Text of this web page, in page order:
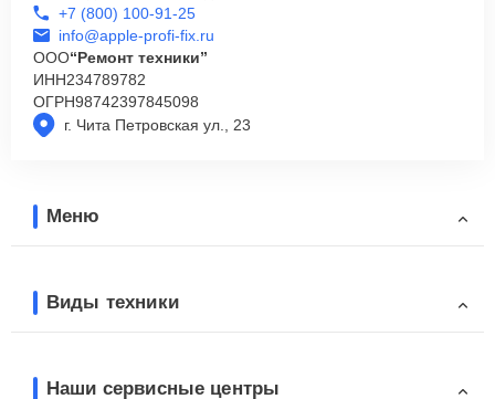
г. Чита Петровская ул., 23
+7 (800) 100-91-25
info@apple-profi-fix.ru
ООО“Ремонт техники”
ИНН234789782
ОГРН98742397845098
Меню
Виды техники
Наши сервисные центры